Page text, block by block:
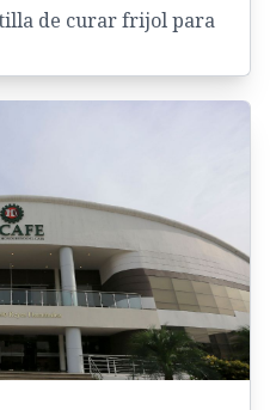
de curar frijol para